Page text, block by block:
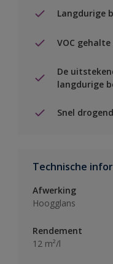
Langdurige
VOC
De
langdurige
Snel drogend
Technische
Afwerking
Hoogglans
Rendement
12 m²/l